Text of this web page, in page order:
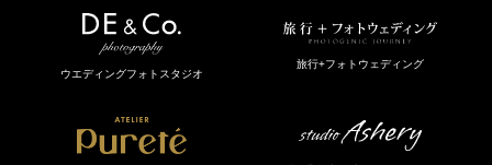
ウエディングフォトスタジオ
旅行+フォトウェディング